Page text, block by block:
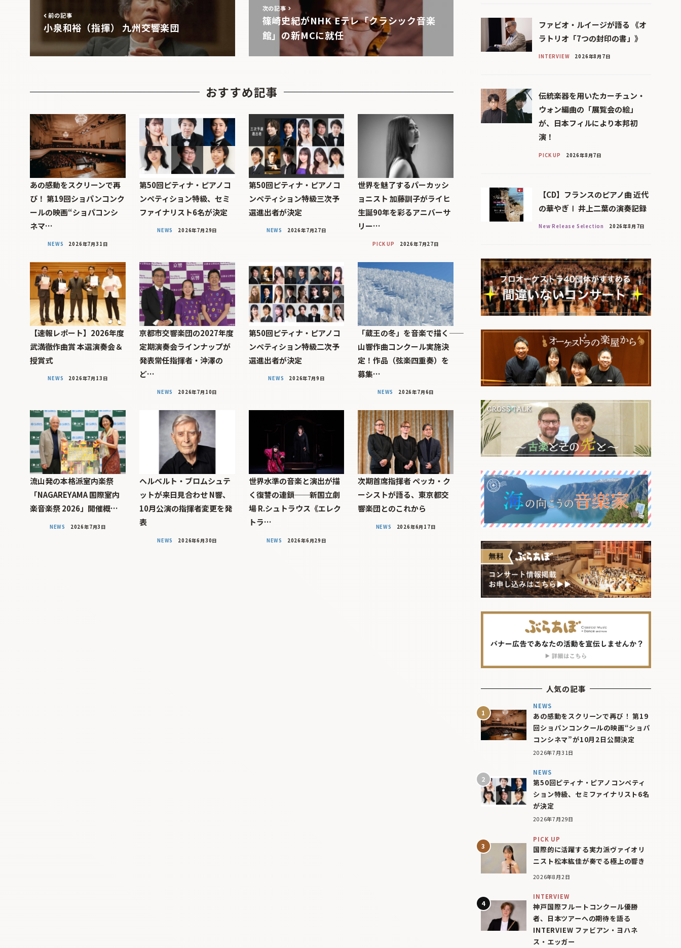
前の記事
小泉和裕（指揮） 九州交響楽団
次の記事
篠崎史紀がNHK Eテレ「クラシック音楽
館」の新MCに就任
おすすめ記事
あの感動をスクリーンで再
び！ 第19回ショパンコンク
ールの映画“ショパコンシ
ネマ…
NEWS 2026年7月31日
第50回ピティナ・ピアノコ
ンペティション特級、セミ
ファイナリスト6名が決定
NEWS 2026年7月29日
第50回ピティナ・ピアノコ
ンペティション特級三次予
選進出者が決定
NEWS 2026年7月27日
世界を魅了するパーカッシ
ョニスト 加藤訓子がライヒ
生誕90年を彩るアニバーサ
リー…
PICK UP 2026年7月27日
【速報レポート】2026年度
武満徹作曲賞 本選演奏会＆
授賞式
NEWS 2026年7月13日
京都市交響楽団の2027年度
定期演奏会ラインナップが
発表――常任指揮者・沖澤の
ど…
NEWS 2026年7月10日
第50回ピティナ・ピアノコ
ンペティション特級二次予
選進出者が決定
NEWS 2026年7月9日
「蔵王の冬」を音楽で描く――
山響作曲コンクール実施決
定！作品（弦楽四重奏）を
募集…
NEWS 2026年7月6日
流山発の本格派室内楽祭
「NAGAREYAMA 国際室内
楽音楽祭 2026」開催概…
NEWS 2026年7月3日
ヘルベルト・ブロムシュテ
ットが来日見合わせ N響、
10月公演の指揮者変更を発
表
NEWS 2026年6月30日
世界水準の音楽と演出が描
く復讐の連鎖──新国立劇
場 R.シュトラウス《エレク
トラ…
NEWS 2026年6月29日
次期首席指揮者 ペッカ・ク
ーシストが語る、東京都交
響楽団とのこれから
NEWS 2026年6月17日
ファビオ・ルイージが語る 《オ
ラトリオ「7つの封印の書」》
INTERVIEW 2026年8月7日
伝統楽器を用いたカーチュン・
ウォン編曲の「展覧会の絵」
が、日本フィルにより本邦初
演！
PICK UP 2026年8月7日
【CD】フランスのピアノ曲 近代
の華やぎⅠ 井上二葉の演奏記録
New Release Selection 2026年8月7日
人気の記事
NEWS
あの感動をスクリーンで再び！ 第19
回ショパンコンクールの映画“ショパ
コンシネマ”が10月2日公開決定
2026年7月31日
NEWS
第50回ピティナ・ピアノコンペティ
ション特級、セミファイナリスト6名
が決定
2026年7月29日
PICK UP
国際的に活躍する実力派ヴァイオリ
ニスト松本紘佳が奏でる極上の響き
2026年8月2日
INTERVIEW
神戸国際フルートコンクール優勝
者、日本ツアーへの期待を語る
INTERVIEW ファビアン・ヨハネ
ス・エッガー